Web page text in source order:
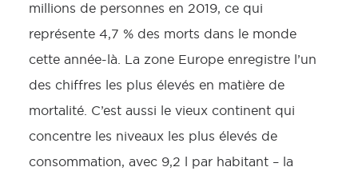
millions de personnes en 2019, ce qui
représente 4,7 % des morts dans le monde
cette année-là. La zone Europe enregistre l’un
des chiffres les plus élevés en matière de
mortalité. C’est aussi le vieux continent qui
concentre les niveaux les plus élevés de
consommation, avec 9,2 l par habitant – la